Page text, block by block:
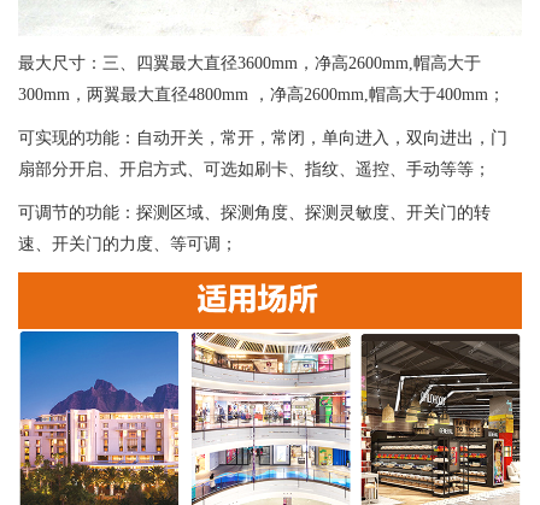
最大尺寸：三、四翼最大直径3600mm，净高2600mm,帽高大于
300mm，两翼最大直径4800mm ，净高2600mm,帽高大于400mm；
可实现的功能：自动开关，常开，常闭，单向进入，双向进出，门
扇部分开启、开启方式、可选如刷卡、指纹、遥控、手动等等；
可调节的功能：探测区域、探测角度、探测灵敏度、开关门的转
速、开关门的力度、等可调；